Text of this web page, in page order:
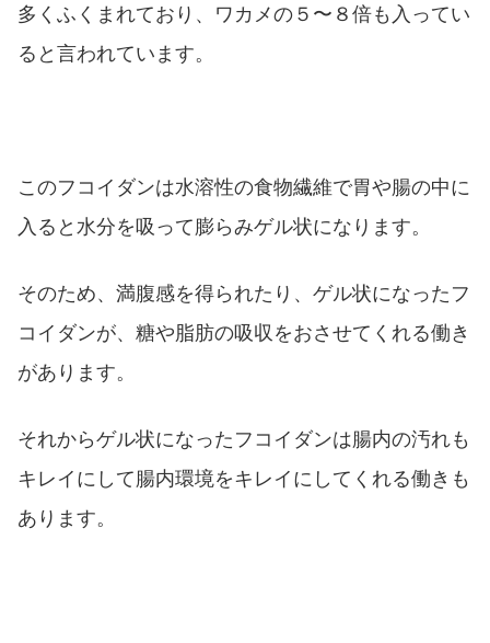
多くふくまれており、ワカメの５〜８倍も入ってい
ると言われています。
このフコイダンは水溶性の食物繊維で胃や腸の中に
入ると水分を吸って膨らみゲル状になります。
そのため、満腹感を得られたり、ゲル状になったフ
コイダンが、糖や脂肪の吸収をおさせてくれる働き
があります。
それからゲル状になったフコイダンは腸内の汚れも
キレイにして腸内環境をキレイにしてくれる働きも
あります。